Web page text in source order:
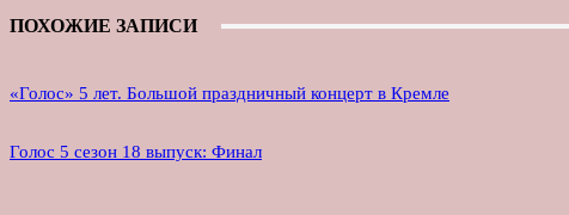
ПОХОЖИЕ ЗАПИСИ
«Голос» 5 лет. Большой праздничный концерт в Кремле
Голос 5 сезон 18 выпуск: Финал